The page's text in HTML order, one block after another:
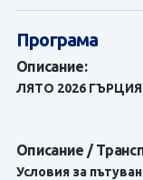
Програма
Описание:
ЛЯТО 2026
Описание /
Условия за